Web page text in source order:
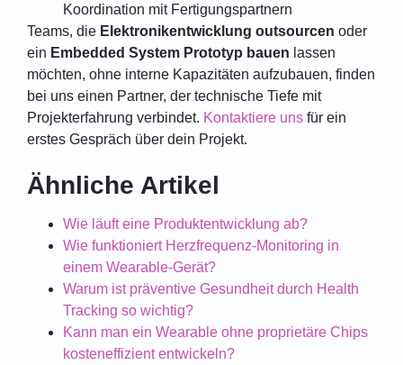
Koordination mit Fertigungspartnern
Teams, die Elektronikentwicklung outsourcen oder
ein Embedded System Prototyp bauen lassen
möchten, ohne interne Kapazitäten aufzubauen, finden
bei uns einen Partner, der technische Tiefe mit
Projekterfahrung verbindet. Kontaktiere uns für ein
erstes Gespräch über dein Projekt.
Ähnliche Artikel
Wie läuft eine Produktentwicklung ab?
Wie funktioniert Herzfrequenz-Monitoring in
einem Wearable-Gerät?
Warum ist präventive Gesundheit durch Health
Tracking so wichtig?
Kann man ein Wearable ohne proprietäre Chips
kosteneffizient entwickeln?